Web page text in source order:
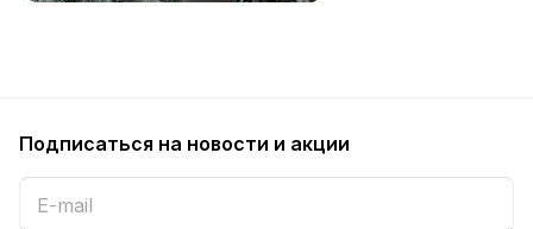
Подписаться на новости и акции